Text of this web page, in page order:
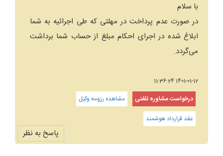
با سلام
در صورت عدم پرداخت در مهلتی که طی اجرائیه به شما
ابلاغ شده در اجرای احکام مبلغ از حساب شما برداشت
می‌گردد.
1401-01-12 11:36:24
درخواست مشاوره تلفنی
مشاهده رزومه وکیل
عقد قرارداد هوشمند
پاسخ به نظر